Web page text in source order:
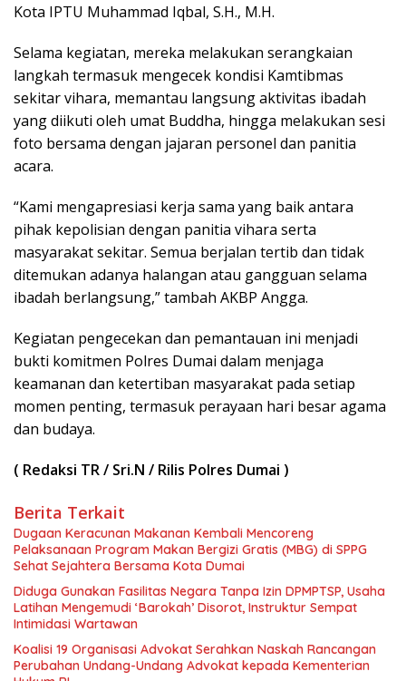
Kota IPTU Muhammad Iqbal, S.H., M.H.
Selama kegiatan, mereka melakukan serangkaian
langkah termasuk mengecek kondisi Kamtibmas
sekitar vihara, memantau langsung aktivitas ibadah
yang diikuti oleh umat Buddha, hingga melakukan sesi
foto bersama dengan jajaran personel dan panitia
acara.
“Kami mengapresiasi kerja sama yang baik antara
pihak kepolisian dengan panitia vihara serta
masyarakat sekitar. Semua berjalan tertib dan tidak
ditemukan adanya halangan atau gangguan selama
ibadah berlangsung,” tambah AKBP Angga.
Kegiatan pengecekan dan pemantauan ini menjadi
bukti komitmen Polres Dumai dalam menjaga
keamanan dan ketertiban masyarakat pada setiap
momen penting, termasuk perayaan hari besar agama
dan budaya.
( Redaksi TR / Sri.N / Rilis Polres Dumai )
Berita Terkait
Dugaan Keracunan Makanan Kembali Mencoreng
Pelaksanaan Program Makan Bergizi Gratis (MBG) di SPPG
Sehat Sejahtera Bersama Kota Dumai
Diduga Gunakan Fasilitas Negara Tanpa Izin DPMPTSP, Usaha
Latihan Mengemudi ‘Barokah’ Disorot, Instruktur Sempat
Intimidasi Wartawan
Koalisi 19 Organisasi Advokat Serahkan Naskah Rancangan
Perubahan Undang-Undang Advokat kepada Kementerian